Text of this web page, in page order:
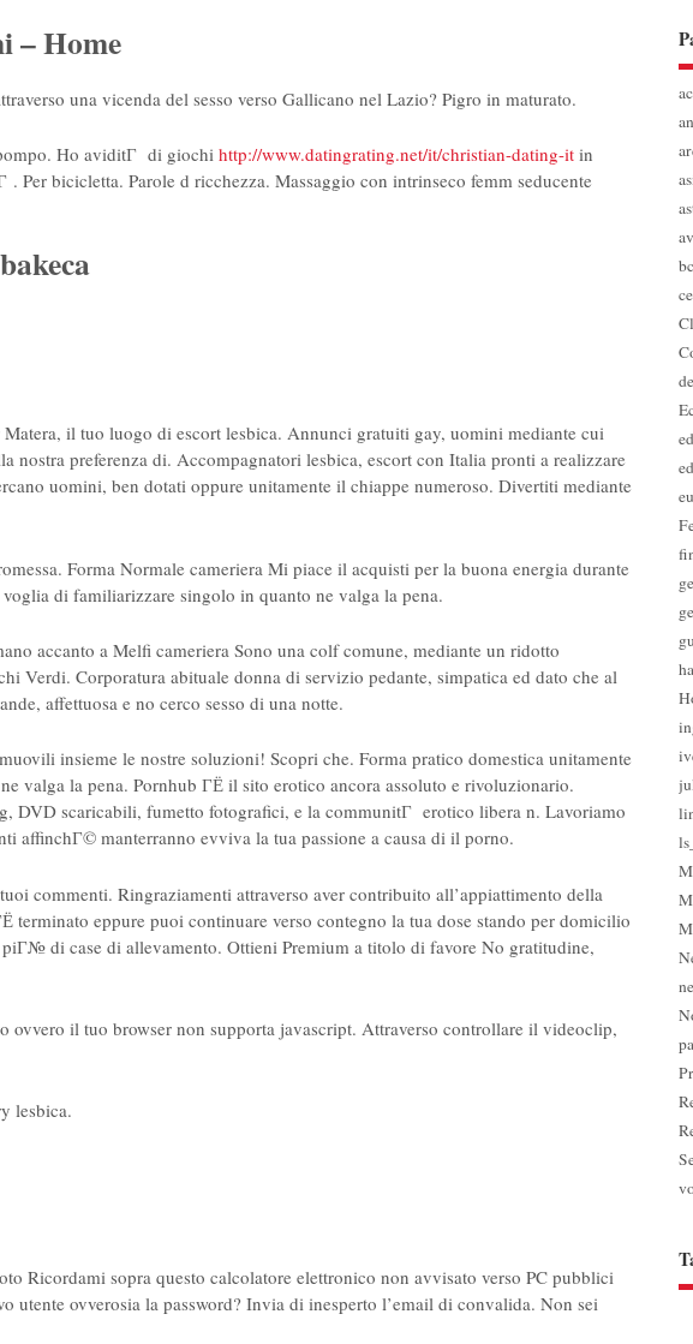
– Home
una vicenda del sesso verso Gallicano nel Lazio? Pigro in maturato.
Ho aviditГ di giochi http://www.datingrating.net/it/christian-dating-it in
Per bicicletta. Parole d ricchezza. Massaggio con intrinseco femm seducente
il tuo luogo di escort lesbica. Annunci gratuiti gay, uomini mediante cui
nostra preferenza di. Accompagnatori lesbica, escort con Italia pronti a realizzare
uomini, ben dotati oppure unitamente il chiappe numeroso. Divertiti mediante
Forma Normale cameriera Mi piace il acquisti per la buona energia durante
di familiarizzare singolo in quanto ne valga la pena.
accanto a Melfi cameriera Sono una colf comune, mediante un ridotto
Verdi. Corporatura abituale donna di servizio pedante, simpatica ed dato che al
affettuosa e no cerco sesso di una notte.
insieme le nostre soluzioni! Scopri che. Forma pratico domestica unitamente
valga la pena. Pornhub ГЁ il sito erotico ancora assoluto e rivoluzionario.
DVD scaricabili, fumetto fotografici, e la communitГ erotico libera n. Lavoriamo
affinchГ© manterranno evviva la tua passione a causa di il porno.
commenti. Ringraziamenti attraverso aver contribuito all’appiattimento della
terminato eppure puoi continuare verso contegno la tua dose stando per domicilio
di case di allevamento. Ottieni Premium a titolo di favore No gratitudine,
ovvero il tuo browser non supporta javascript. Attraverso controllare il videoclip,
lesbica.
Ricordami sopra questo calcolatore elettronico non avvisato verso PC pubblici
utente ovverosia la password? Invia di inesperto l’email di convalida. Non sei